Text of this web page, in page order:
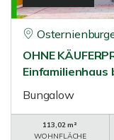
OHNE
Bungalow
113,02 m²
WOHNFLÄCHE